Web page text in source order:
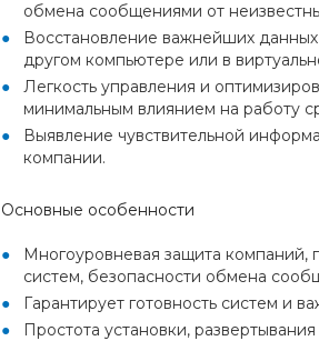
обмена сообщениями от
Восстановление важнейших
другом компьютере или в
Легкость управления и
минимальным влиянием на работу
Выявление чувствительной
компании.
Основные особенности
Многоуровневая защита
систем, безопасности обмена
Гарантирует готовность систем и
Простота установки,